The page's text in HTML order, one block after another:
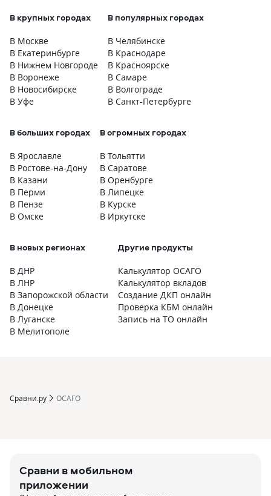
В крупных городах
В Москве
В Екатеринбурге
В Нижнем Новгороде
В Воронеже
В Новосибирске
В Уфе
В популярных городах
В Челябинске
В Краснодаре
В Красноярске
В Самаре
В Волгограде
В Санкт-Петербурге
В больших городах
В Ярославле
В Ростове-на-Дону
В Казани
В Перми
В Пензе
В Омске
В огромных городах
В Тольятти
В Саратове
В Оренбурге
В Липецке
В Курске
В Иркутске
В новых регионах
В ДНР
В ЛНР
В Запорожской области
В Донецке
В Луганске
В Мелитополе
Другие продукты
Калькулятор ОСАГО
Калькулятор вкладов
Создание ДКП онлайн
Проверка КБМ онлайн
Запись на ТО онлайн
Сравни.ру ОСАГО
Сравни в мобильном
приложении